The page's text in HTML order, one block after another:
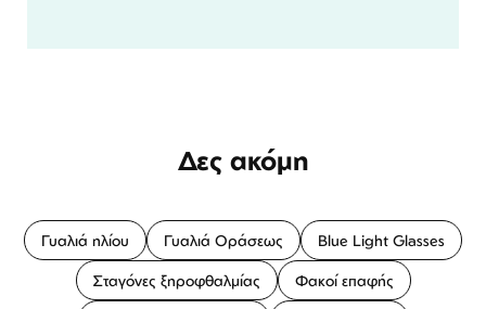
Δες ακόμη
Γυαλιά ηλίου Γυαλιά Οράσεως Blue Light Glasses
Σταγόνες ξηροφθαλμίας Φακοί επαφής